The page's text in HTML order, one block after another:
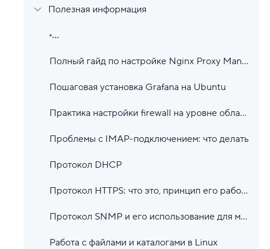
Полезная информация
...
Полный гайд по настройке Nginx Proxy Manager
Пошаговая установка Grafana на Ubuntu
Практика настройки firewall на уровне облака и сервера
Проблемы с IMAP-подключением: что делать
Протокол DHCP
Протокол HTTPS: что это, принцип его работы
Протокол SNMP и его использование для мониторинга
Работа с файлами и каталогами в Linux